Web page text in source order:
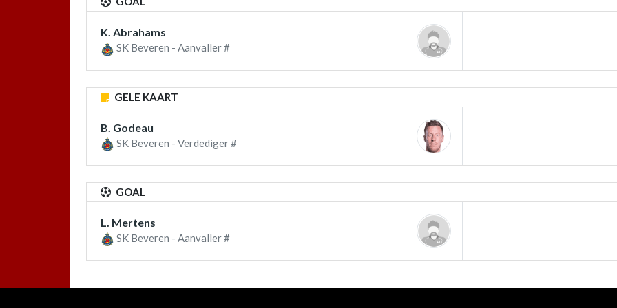
K. Abrahams
SK Beveren - Aanvaller #
GELE KAART
B. Godeau
SK Beveren - Verdediger #
GOAL
L. Mertens
SK Beveren - Aanvaller #